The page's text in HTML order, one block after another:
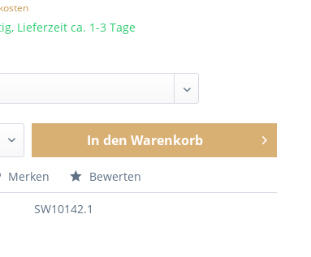
Lieferzeit ca. 1-3 Tage
In den Warenkorb
Merken Bewerten
SW10142.1